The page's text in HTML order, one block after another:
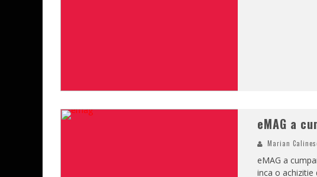
eMAG a
Marian
eMAG a
inca o achizitie